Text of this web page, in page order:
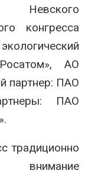
конгресса
АО
партнер: ПАО
ПАО
традиционно
внимание